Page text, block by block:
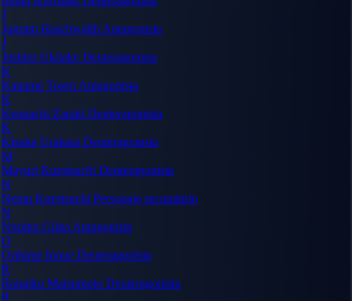
J
Jugram Haschwalth Antagonista
J
Jushiro Ukitake Deuteragonista
K
Kaname Tosen Antagonista
K
Kenpachi Zaraki Deuteragonista
K
Kisuke Urahara Deuteragonista
M
Mayuri Kurotsuchi Deuteragonista
N
Nemu Kurotsuchi Personaje secundario
N
Nnoitra Gilga Antagonista
O
Orihime Inoue Deuteragonista
R
Rangiku Matsumoto Deuteragonista
R